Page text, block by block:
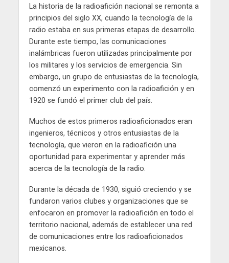
La historia de la radioafición nacional se remonta a
principios del siglo XX, cuando la tecnología de la
radio estaba en sus primeras etapas de desarrollo.
Durante este tiempo, las comunicaciones
inalámbricas fueron utilizadas principalmente por
los militares y los servicios de emergencia. Sin
embargo, un grupo de entusiastas de la tecnología,
comenzó un experimento con la radioafición y en
1920 se fundó el primer club del país.
Muchos de estos primeros radioaficionados eran
ingenieros, técnicos y otros entusiastas de la
tecnología, que vieron en la radioafición una
oportunidad para experimentar y aprender más
acerca de la tecnología de la radio.
Durante la década de 1930, siguió creciendo y se
fundaron varios clubes y organizaciones que se
enfocaron en promover la radioafición en todo el
territorio nacional, además de establecer una red
de comunicaciones entre los radioaficionados
mexicanos.